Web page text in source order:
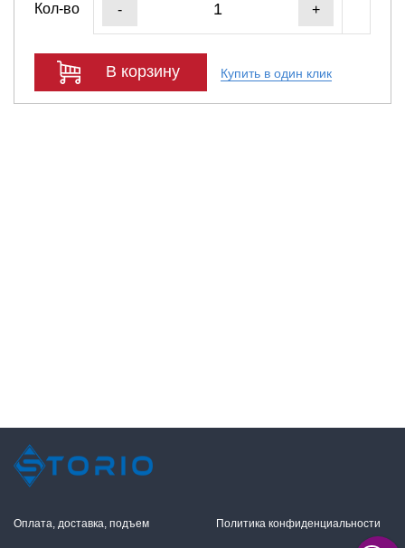
Кол-во - +
В корзину Купить в один клик
Оплата, доставка, подъем Политика конфиденциальности